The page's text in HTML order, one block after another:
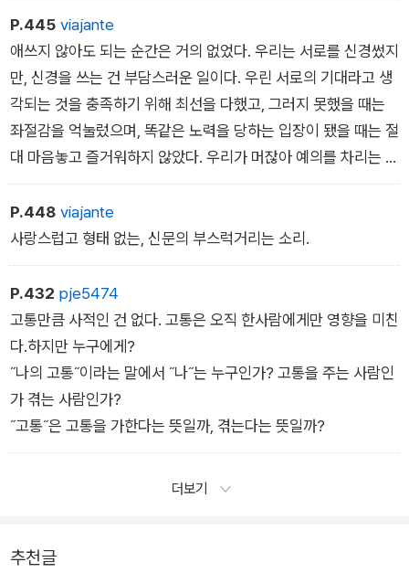
P.445 viajante
애쓰지 않아도 되는 순간은 거의 없었다. 우리는 서로를 신경썼지
만, 신경을 쓰는 건 부담스러운 일이다. 우린 서로의 기대라고 생
각되는 것을 충족하기 위해 최선을 다했고, 그러지 못했을 때는
좌절감을 억눌렀으며, 똑같은 노력을 당하는 입장이 됐을 때는 절
대 마음놓고 즐거워하지 않았다. 우리가 머잖아 예의를 차리는 관
계가 된 것은 놀랍지 않은 일이다. 예의에서 벗어나는 우아한 방
법은 없다.
P.448 viajante
사랑스럽고 형태 없는, 신문의 부스럭거리는 소리.
P.432 pje5474
고통만큼 사적인 건 없다. 고통은 오직 한사람에게만 영향을 미친
다.하지만 누구에게?
˝나의 고통˝이라는 말에서 ˝나˝는 누구인가? 고통을 주는 사람인
가 겪는 사람인가?
˝고통˝은 고통을 가한다는 뜻일까, 겪는다는 뜻일까?
더보기
추천글